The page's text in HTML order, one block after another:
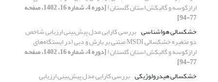
ارازکوسه و گالیکش استان گلستان) [دوره 4، شماره 16، 1402، صفحه
77-94]
خشکسالی هواشناسی بررسی کارایی مدل پیش‌بینی ارزیابی شاخص
دو متغیره خشکسالی MSDI مبتنی بر بارش و دبی (در ایستگاه‌های
ارازکوسه و گالیکش استان گلستان) [دوره 4، شماره 16، 1402، صفحه
77-94]
خشکسالی هیدرولوژیکی بررسی کارایی مدل پیش‌بینی ارزیابی